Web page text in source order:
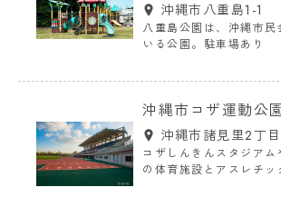
沖縄市八重島1-1
八重島公園は、沖縄市民
いる公園。駐車場あり
沖縄市コザ運動公
沖縄市諸見里2丁目
コザしんきんスタジア
の体育施設とアスレチッ